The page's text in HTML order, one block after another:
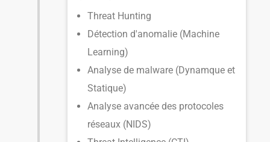
Threat Hunting
Détection d'anomalie (Machine
Learning)
Analyse de malware (Dynamque et
Statique)
Analyse avancée des protocoles
réseaux (NIDS)